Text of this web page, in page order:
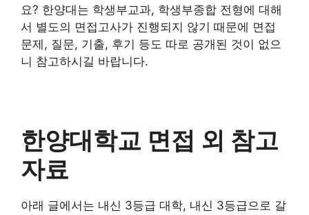
요? 한양대는 학생부교과, 학생부종합 전형에 대해
서 별도의 면접고사가 진행되지 않기 때문에 면접
문제, 질문, 기출, 후기 등도 따로 공개된 것이 없으
니 참고하시길 바랍니다.
한양대학교 면접 외 참고
자료
아래 글에서는 내신 3등급 대학, 내신 3등급으로 갈